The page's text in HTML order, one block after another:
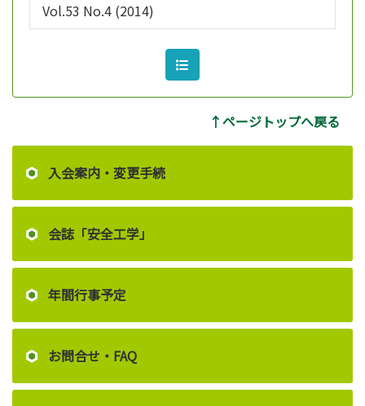
入会案内・変更手続
会誌「安全工学」
年間行事予定
お問合せ・FAQ
Vol.53 No.4 (2014)
↑ページトップへ戻る